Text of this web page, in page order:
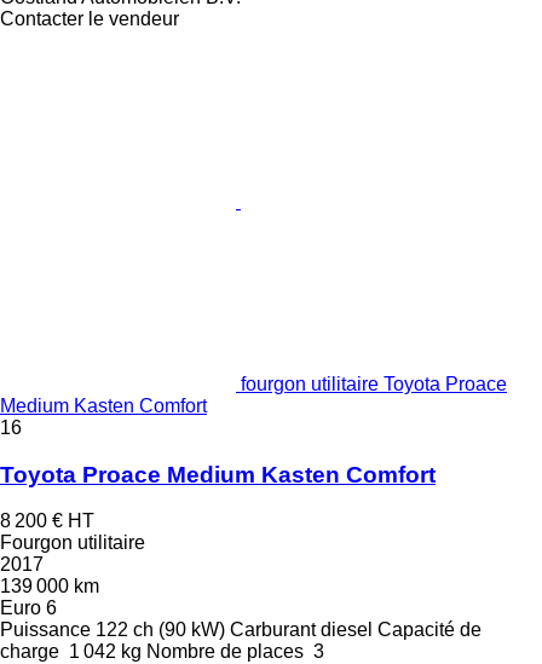
Contacter le vendeur
fourgon utilitaire Toyota Proace
Medium Kasten Comfort
16
Toyota Proace Medium Kasten Comfort
8 200 € HT
Fourgon utilitaire
2017
139 000 km
Euro 6
Puissance 122 ch (90 kW) Carburant diesel Capacité de
charge 1 042 kg Nombre de places 3